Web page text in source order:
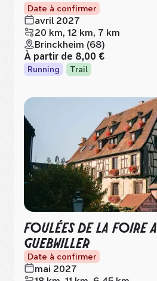
Date à confirmer
avril 2027
20 km, 12 km, 7 km
Brinckheim (68)
À partir de 8,00 €
Running Trail
FOULÉES DE LA FOIRE
GUEBWILLER
Date à confirmer
mai 2027